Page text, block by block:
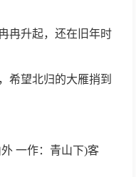
冉升起，还在旧年时
希望北归的大雁捎到
一作：青山下)客